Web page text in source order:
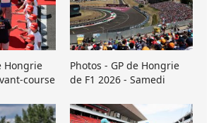
Hongrie
course
Photos - GP de Hongrie
de F1 2026 - Samedi